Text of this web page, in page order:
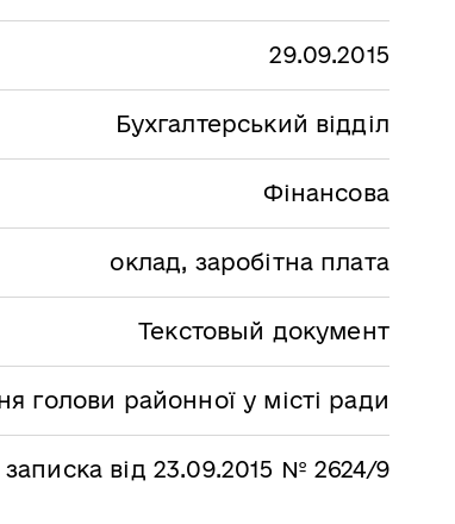
29.09.2015
Бухгалтерський відділ
Фінансова
оклад, заробітна плата
Текстовый документ
голови районної у місті ради
від 23.09.2015 № 2624/9